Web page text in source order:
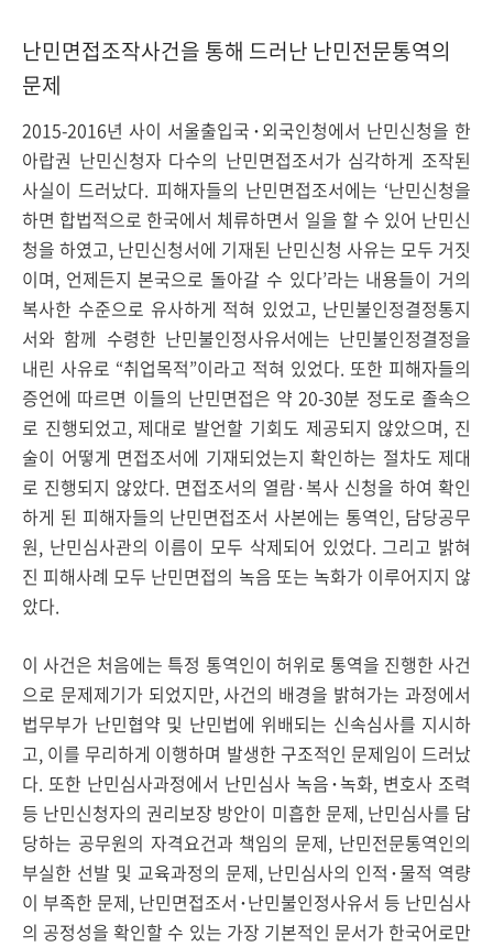
난민면접조작사건을 통해 드러난 난민전문통역의
문제
2015-2016년 사이 서울출입국･외국인청에서 난민신청을 한
아랍권 난민신청자 다수의 난민면접조서가 심각하게 조작된
사실이 드러났다. 피해자들의 난민면접조서에는 ‘난민신청을
하면 합법적으로 한국에서 체류하면서 일을 할 수 있어 난민신
청을 하였고, 난민신청서에 기재된 난민신청 사유는 모두 거짓
이며, 언제든지 본국으로 돌아갈 수 있다’라는 내용들이 거의
복사한 수준으로 유사하게 적혀 있었고, 난민불인정결정통지
서와 함께 수령한 난민불인정사유서에는 난민불인정결정을
내린 사유로 “취업목적”이라고 적혀 있었다. 또한 피해자들의
증언에 따르면 이들의 난민면접은 약 20-30분 정도로 졸속으
로 진행되었고, 제대로 발언할 기회도 제공되지 않았으며, 진
술이 어떻게 면접조서에 기재되었는지 확인하는 절차도 제대
로 진행되지 않았다. 면접조서의 열람·복사 신청을 하여 확인
하게 된 피해자들의 난민면접조서 사본에는 통역인, 담당공무
원, 난민심사관의 이름이 모두 삭제되어 있었다. 그리고 밝혀
진 피해사례 모두 난민면접의 녹음 또는 녹화가 이루어지지 않
았다.
이 사건은 처음에는 특정 통역인이 허위로 통역을 진행한 사건
으로 문제제기가 되었지만, 사건의 배경을 밝혀가는 과정에서
법무부가 난민협약 및 난민법에 위배되는 신속심사를 지시하
고, 이를 무리하게 이행하며 발생한 구조적인 문제임이 드러났
다. 또한 난민심사과정에서 난민심사 녹음･녹화, 변호사 조력
등 난민신청자의 권리보장 방안이 미흡한 문제, 난민심사를 담
당하는 공무원의 자격요건과 책임의 문제, 난민전문통역인의
부실한 선발 및 교육과정의 문제, 난민심사의 인적･물적 역량
이 부족한 문제, 난민면접조서･난민불인정사유서 등 난민심사
의 공정성을 확인할 수 있는 가장 기본적인 문서가 한국어로만